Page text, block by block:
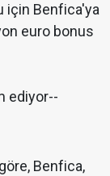
için Benfica'ya
euro bonus
ediyor--
Benfica,